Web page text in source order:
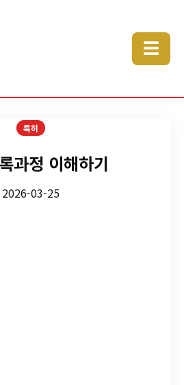
☰
특허
과정 이해하기
2026-03-25